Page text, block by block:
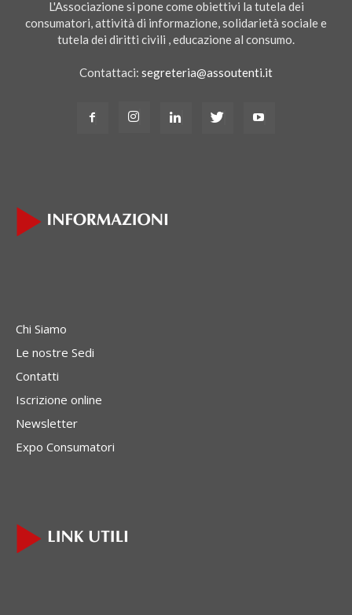
L'Associazione si pone come obiettivi la tutela dei
consumatori, attività di informazione, solidarietà sociale e
tutela dei diritti civili , educazione al consumo.
Contattaci: segreteria@assoutenti.it
Chi Siamo
Le nostre Sedi
Contatti
Iscrizione online
Newsletter
Expo Consumatori